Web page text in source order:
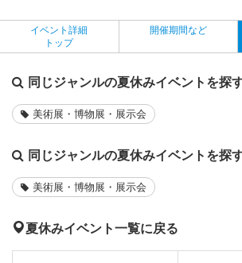
イベント詳細
トップ
開催期間など
同じジャンルの夏休みイベントを探
美術展・博物展・展示会
同じジャンルの夏休みイベントを探
美術展・博物展・展示会
夏休みイベント一覧に戻る